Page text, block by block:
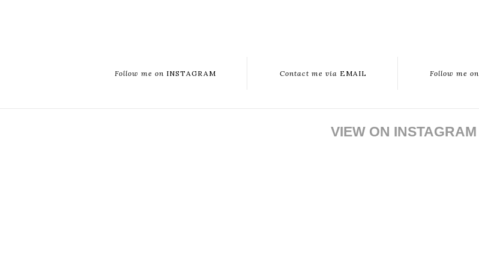
Follow me on INSTAGRAM Contact me via EMAIL Follow me on
VIEW ON INSTAGRAM